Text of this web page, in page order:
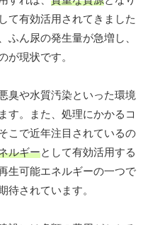
て有効活用されてきました
ふん尿の発生量が急増し、
が現状です。
臭や水質汚染といった環境
す。また、処理にかかるコ
こで近年注目されているの
ルギーとして有効活用する
生可能エネルギーの一つで
待されています。